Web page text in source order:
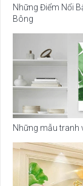
Những Điểm Nổi
Bông
Những mẫu tranh